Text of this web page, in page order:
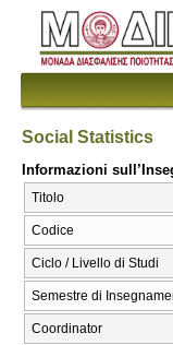
Social Statistics
Informazioni
Titolo
Codice
Ciclo / Livello di Studi
Semestre di
Coordinator